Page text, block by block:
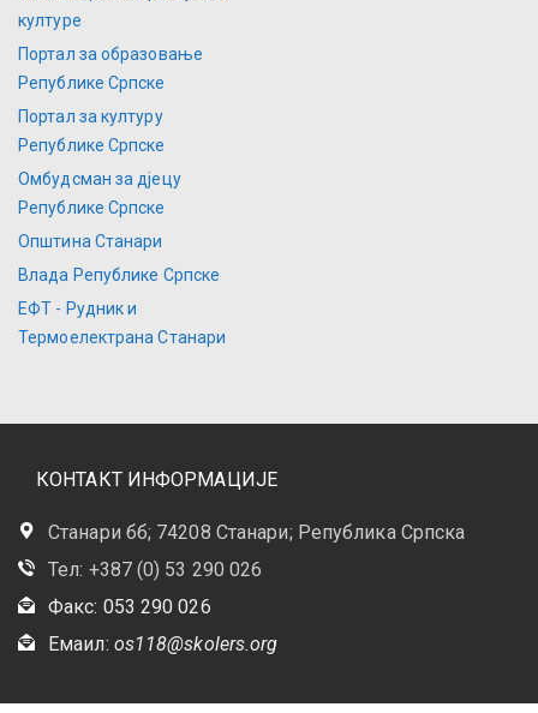
културе
Портал за образовање
Републике Српске
Портал за културу
Републике Српске
Омбудсман за дјецу
Републике Српске
Општина Станари
Влада Републике Српске
ЕФТ - Рудник и
Термоелектрана Станари
КОНТАКТ ИНФОРМАЦИЈЕ
Станари бб; 74208 Станари; Република Српска
Тел: +387 (0) 53 290 026
Факс: 053 290 026
Емаил: os118@skolers.org